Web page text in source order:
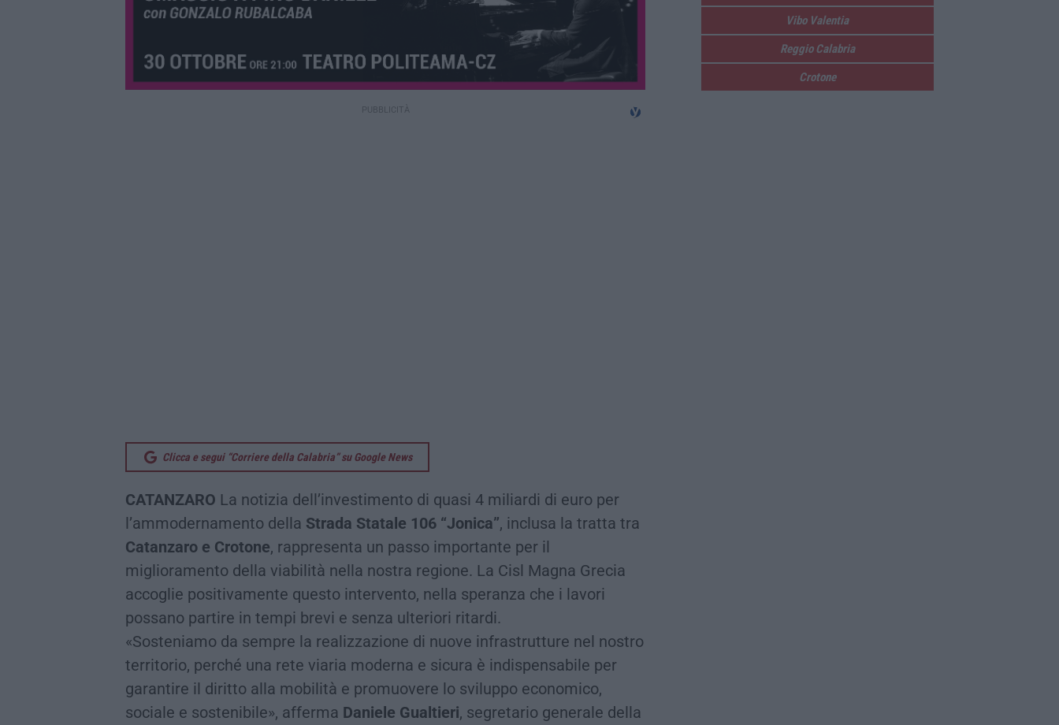
Clicca e segui “Corriere della Calabria” su Google News
CATANZARO La notizia dell’investimento di quasi 4 miliardi di euro per
l’ammodernamento della Strada Statale 106 “Jonica”, inclusa la tratta tra
Catanzaro e Crotone, rappresenta un passo importante per il
miglioramento della viabilità nella nostra regione. La Cisl Magna Grecia
accoglie positivamente questo intervento, nella speranza che i lavori
possano partire in tempi brevi e senza ulteriori ritardi.
«Sosteniamo da sempre la realizzazione di nuove infrastrutture nel nostro
territorio, perché una rete viaria moderna e sicura è indispensabile per
garantire il diritto alla mobilità e promuovere lo sviluppo economico,
sociale e sostenibile», afferma Daniele Gualtieri, segretario generale della
Vibo Valentia
Reggio Calabria
Crotone